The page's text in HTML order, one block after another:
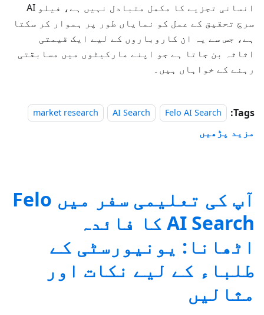
انسانی تجزیے کا مکمل متبادل نہیں ہے، فیلو AI
سرچ تحقیق کے عمل کو نمایاں طور پر ہموار کر سکتا
ہے، جس سے یہ ان کاروباروں کے لیے ایک قیمتی
اثاثہ بن جاتا ہے جو اپنے مارکیٹوں میں مسابقتی
رہنے کے خواہاں ہیں۔
Tags:
Felo AI Search
AI Search
market research
مزید پڑھیں
آپ کی تعلیمی سفر میں Felo
AI Search کا فائدہ
اٹھانا: یونیورسٹی کے
طلباء کے لیے نکات اور
مثالیں